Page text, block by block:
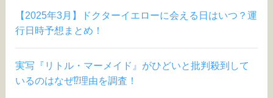
【2025年3月】ドクターイエローに会える日はいつ？運
行日時予想まとめ！
実写『リトル・マーメイド』がひどいと批判殺到して
いるのはなぜ⁉︎理由を調査！